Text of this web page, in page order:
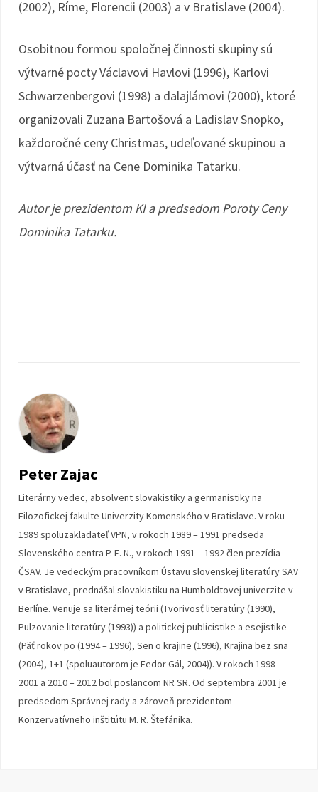
(2002), Ríme, Florencii (2003) a v Bratislave (2004).
Osobitnou formou spoločnej činnosti skupiny sú
výtvarné pocty Václavovi Havlovi (1996), Karlovi
Schwarzenbergovi (1998) a dalajlámovi (2000), ktoré
organizovali Zuzana Bartošová a Ladislav Snopko,
každoročné ceny Christmas, udeľované skupinou a
výtvarná účasť na Cene Dominika Tatarku.
Autor je prezidentom KI a predsedom Poroty Ceny
Dominika Tatarku.
Peter Zajac
Literárny vedec, absolvent slovakistiky a germanistiky na
Filozofickej fakulte Univerzity Komenského v Bratislave. V roku
1989 spoluzakladateľ VPN, v rokoch 1989 – 1991 predseda
Slovenského centra P. E. N., v rokoch 1991 – 1992 člen prezídia
ČSAV. Je vedeckým pracovníkom Ústavu slovenskej literatúry SAV
v Bratislave, prednášal slovakistiku na Humboldtovej univerzite v
Berlíne. Venuje sa literárnej teórii (Tvorivosť literatúry (1990),
Pulzovanie literatúry (1993)) a politickej publicistike a esejistike
(Päť rokov po (1994 – 1996), Sen o krajine (1996), Krajina bez sna
(2004), 1+1 (spoluautorom je Fedor Gál, 2004)). V rokoch 1998 –
2001 a 2010 – 2012 bol poslancom NR SR. Od septembra 2001 je
predsedom Správnej rady a zároveň prezidentom
Konzervatívneho inštitútu M. R. Štefánika.